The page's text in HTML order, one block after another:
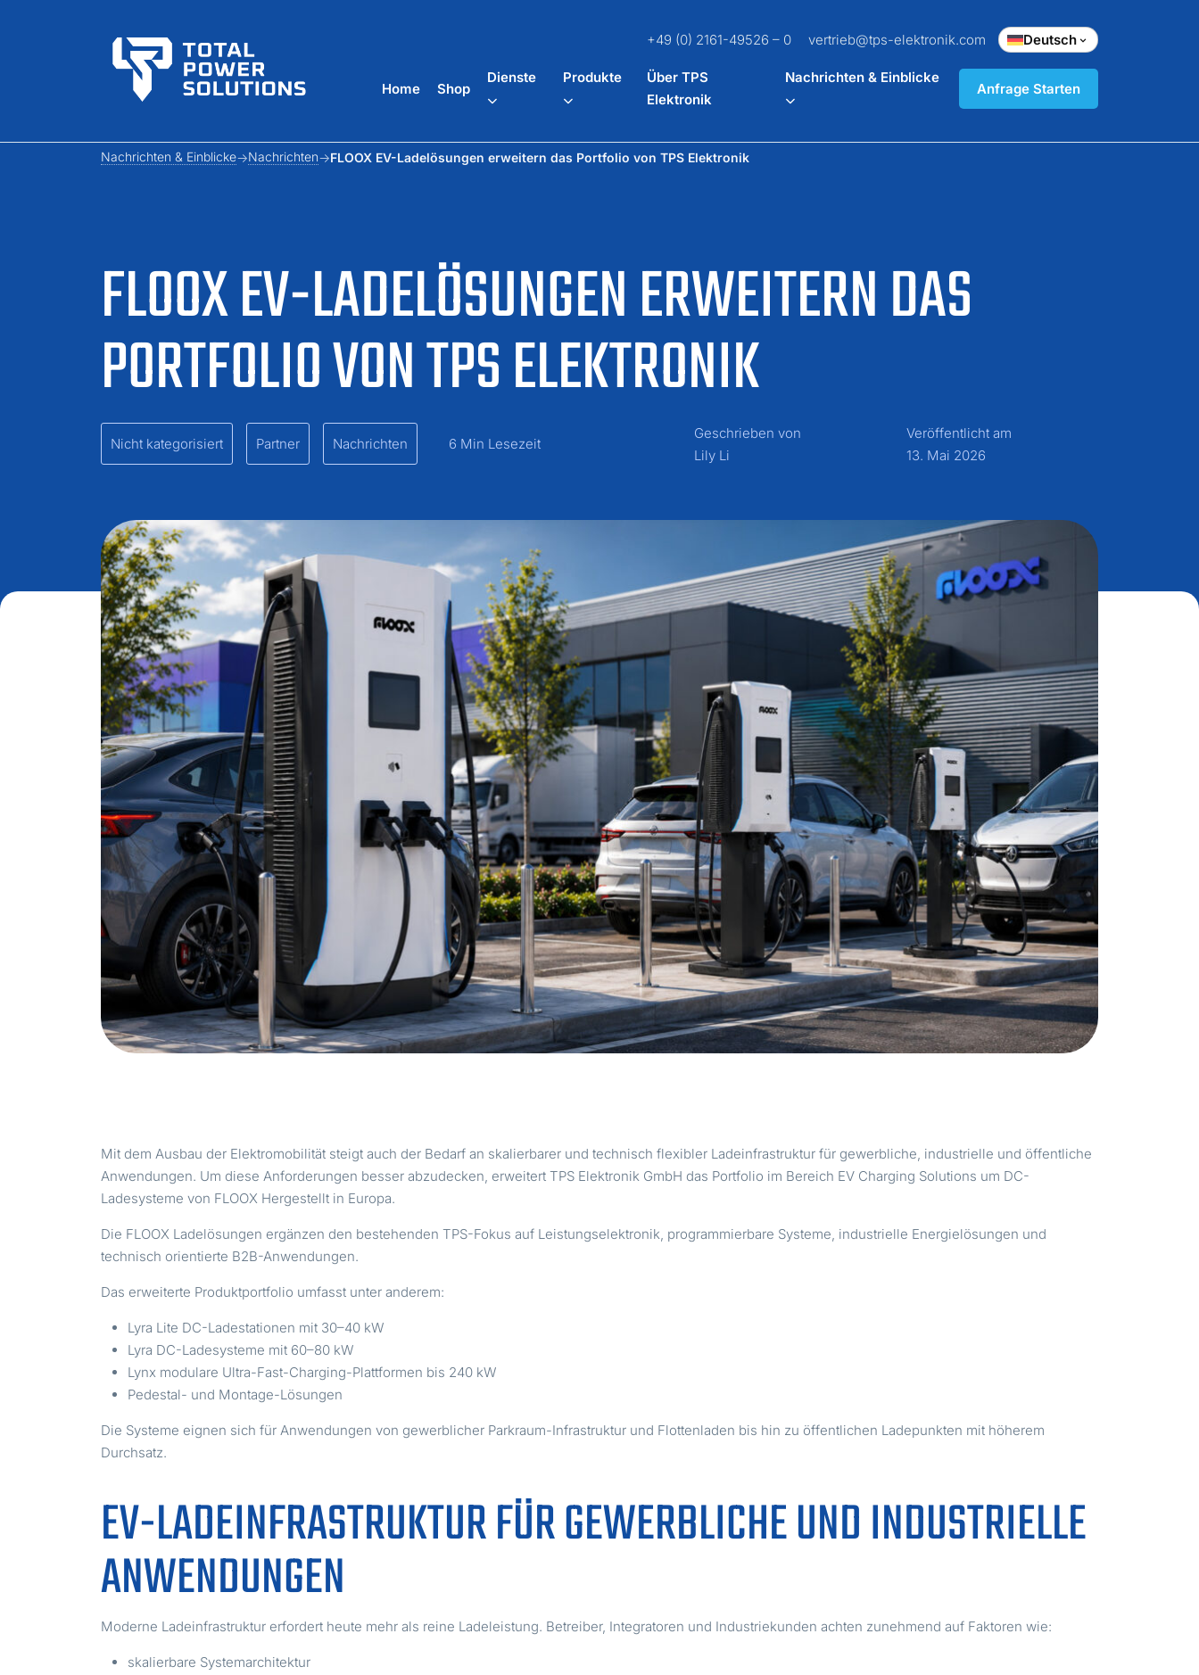
+49 (0) 2161-49526 – 0 vertrieb@tps-elektronik.com Deutsch
Home Shop
Dienste Produkte
Über TPS
Elektronik
Nachrichten & Einblicke
Anfrage Starten
FLOOX EV-LADELÖSUNGEN ERWEITERN DAS
PORTFOLIO VON TPS ELEKTRONIK
Nachrichten & Einblicke Nachrichten FLOOX EV-Ladelösungen erweitern das Portfolio von TPS Elektronik
Nicht kategorisiert Partner Nachrichten 6 Min Lesezeit
Geschrieben von
Lily Li
Veröffentlicht am
13. Mai 2026
Mit dem Ausbau der Elektromobilität steigt auch der Bedarf an skalierbarer und technisch flexibler Ladeinfrastruktur für gewerbliche, industrielle und öffentliche
Anwendungen. Um diese Anforderungen besser abzudecken, erweitert TPS Elektronik GmbH das Portfolio im Bereich EV Charging Solutions um DC-
Ladesysteme von FLOOX Hergestellt in Europa.
Die FLOOX Ladelösungen ergänzen den bestehenden TPS-Fokus auf Leistungselektronik, programmierbare Systeme, industrielle Energielösungen und
technisch orientierte B2B-Anwendungen.
Das erweiterte Produktportfolio umfasst unter anderem:
Lyra Lite DC-Ladestationen mit 30–40 kW
Lyra DC-Ladesysteme mit 60–80 kW
Lynx modulare Ultra-Fast-Charging-Plattformen bis 240 kW
Pedestal- und Montage-Lösungen
Die Systeme eignen sich für Anwendungen von gewerblicher Parkraum-Infrastruktur und Flottenladen bis hin zu öffentlichen Ladepunkten mit höherem
Durchsatz.
EV-LADEINFRASTRUKTUR FÜR GEWERBLICHE UND INDUSTRIELLE
ANWENDUNGEN
Moderne Ladeinfrastruktur erfordert heute mehr als reine Ladeleistung. Betreiber, Integratoren und Industriekunden achten zunehmend auf Faktoren wie:
skalierbare Systemarchitektur